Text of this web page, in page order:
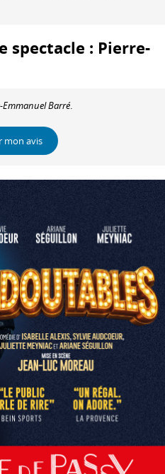
spectacle : Pierre-
Emmanuel Barré.
mon avis